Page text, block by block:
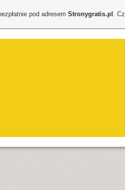
pod adresem Stronygratis.pl .